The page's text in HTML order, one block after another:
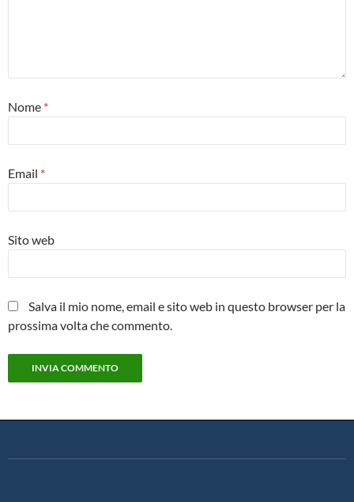
Nome *
Email *
Sito web
Salva il mio nome, email e sito web in questo browser per la
prossima volta che commento.